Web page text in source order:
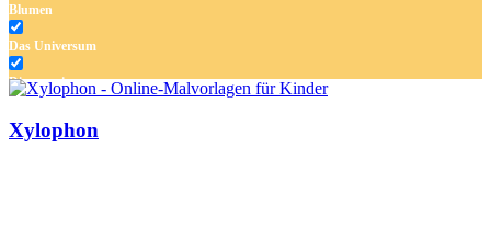
Blumen
Das Universum
Dinosaurier
Xylophon